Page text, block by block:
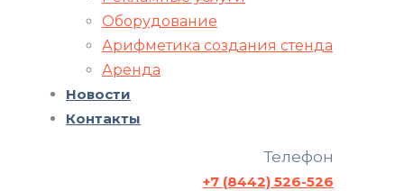
Оборудование
Арифметика создания стенда
Аренда
Новости
Контакты
Телефон
+7 (8442) 526-526